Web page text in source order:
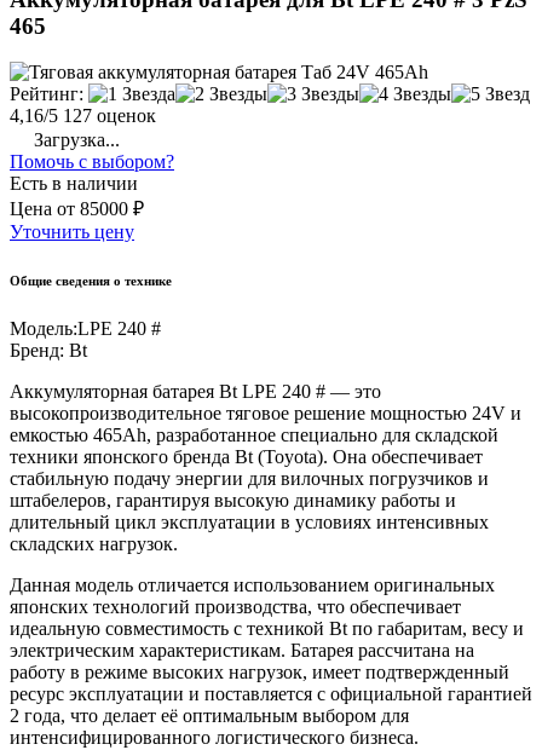
465
Рейтинг:
4,16/5 127 оценок
Загрузка...
Помочь с выбором?
Есть в наличии
Цена от 85000 ₽
Уточнить цену
Общие сведения о технике
Модель:LPE 240 #
Бренд: Bt
Аккумуляторная батарея Bt LPE 240 # — это
высокопроизводительное тяговое решение мощностью 24V и
емкостью 465Ah, разработанное специально для складской
техники японского бренда Bt (Toyota). Она обеспечивает
стабильную подачу энергии для вилочных погрузчиков и
штабелеров, гарантируя высокую динамику работы и
длительный цикл эксплуатации в условиях интенсивных
складских нагрузок.
Данная модель отличается использованием оригинальных
японских технологий производства, что обеспечивает
идеальную совместимость с техникой Bt по габаритам, весу и
электрическим характеристикам. Батарея рассчитана на
работу в режиме высоких нагрузок, имеет подтвержденный
ресурс эксплуатации и поставляется с официальной гарантией
2 года, что делает её оптимальным выбором для
интенсифицированного логистического бизнеса.